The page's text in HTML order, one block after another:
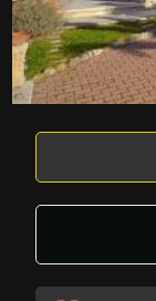
Tipologia
multiscelta